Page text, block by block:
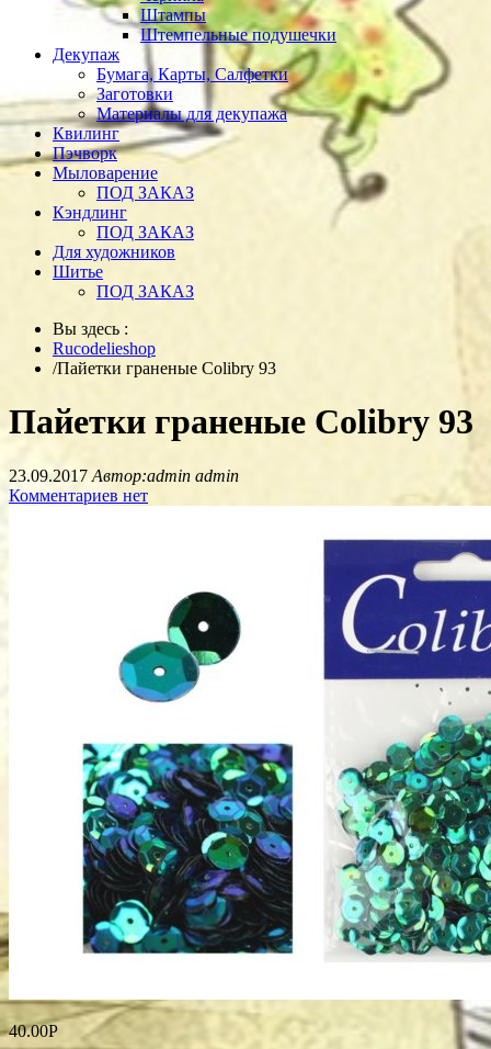
Штампы
Штемпельные подушечки
Декупаж
Бумага, Карты, Салфетки
Заготовки
Материалы для декупажа
Квилинг
Пэчворк
Мыловарение
ПОД ЗАКАЗ
Кэндлинг
ПОД ЗАКАЗ
Для художников
Шитье
ПОД ЗАКАЗ
Вы здесь :
Rucodelieshop
/Пайетки граненые Colibry 93
Пайетки граненые Colibry 93
23.09.2017 Автор:admin admin
Комментариев нет
40.00Р